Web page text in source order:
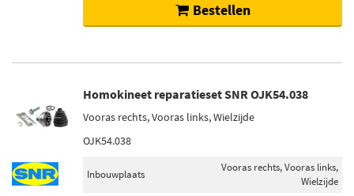
Bestellen
Homokineet reparatieset SNR OJK54.038
Vooras rechts, Vooras links, Wielzijde
OJK54.038
Inbouwplaats
Vooras rechts, Vooras links,
Wielzijde